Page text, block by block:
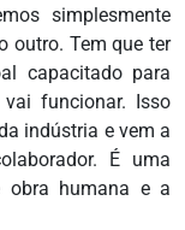
simplesmente
outro. Tem que ter
capacitado para
funcionar. Isso
indústria e vem a
É uma
obra humana e a